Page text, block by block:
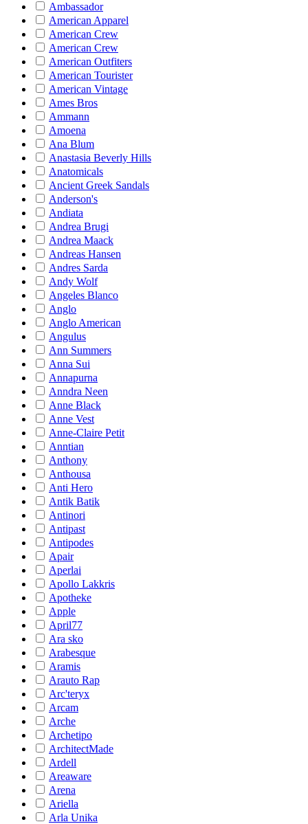
Ambassador
American Apparel
American Crew
American Crew
American Outfiters
American Tourister
American Vintage
Ames Bros
Ammann
Amoena
Ana Blum
Anastasia Beverly Hills
Anatomicals
Ancient Greek Sandals
Anderson's
Andiata
Andrea Brugi
Andrea Maack
Andreas Hansen
Andres Sarda
Andy Wolf
Angeles Blanco
Anglo
Anglo American
Angulus
Ann Summers
Anna Sui
Annapurna
Anndra Neen
Anne Black
Anne Vest
Anne-Claire Petit
Anntian
Anthony
Anthousa
Anti Hero
Antik Batik
Antinori
Antipast
Antipodes
Apair
Aperlai
Apollo Lakkris
Apotheke
Apple
April77
Ara sko
Arabesque
Aramis
Arauto Rap
Arc'teryx
Arcam
Arche
Archetipo
ArchitectMade
Ardell
Areaware
Arena
Ariella
Arla Unika